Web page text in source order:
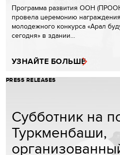
Программа развития ООН
провела церемонию
молодежного конкурса «Арал
сегодня» в здании…
УЗНАЙТЕ БОЛЬШЕ
PRESS RELEASES
Субботник на
Туркменбаши,